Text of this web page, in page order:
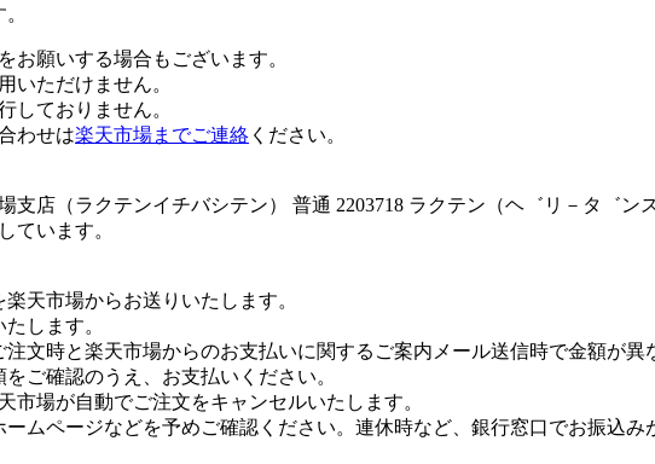
願いする場合もございます。
いただけません。
しておりません。
わせは楽天市場までご連絡 ください。
支店（ラクテンイチバシテン） 普通 2203718 ラクテン（ヘ゛リ－タ゛ン
ています。
天市場からお送りいたします。
します。
文時と楽天市場からのお支払いに関するご案内メール送信時で金額が異
ご確認のうえ、お支払いください。
市場が自動でご注文をキャンセルいたします。
ムページなどを予めご確認ください。連休時など、銀行窓口でお振込